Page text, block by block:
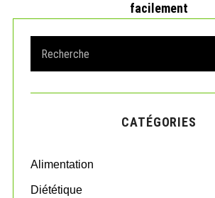
facilement
a
r
o
:
CATÉGORIES
Alimentation
Diététique